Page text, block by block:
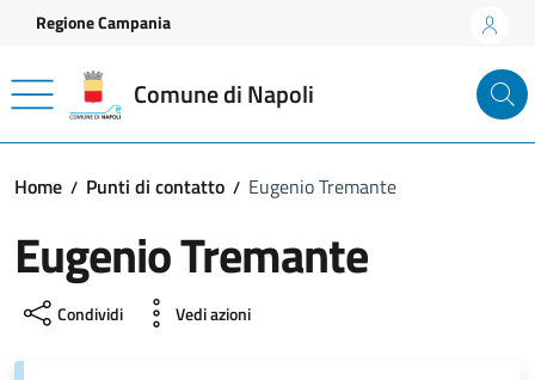
Vai ai contenuti
Vai al footer
Regione Campania
Comune di Napoli
Home Punti di contatto Eugenio Tremante
Eugenio Tremante
Condividi Vedi azioni